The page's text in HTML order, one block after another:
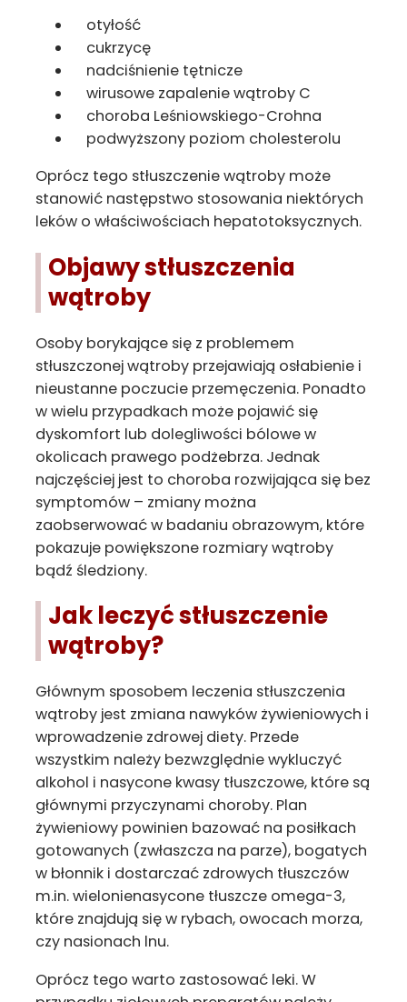
otyłość
cukrzycę
nadciśnienie tętnicze
wirusowe zapalenie wątroby C
choroba Leśniowskiego-Crohna
podwyższony poziom cholesterolu
Oprócz tego stłuszczenie wątroby może
stanowić następstwo stosowania niektórych
leków o właściwościach hepatotoksycznych.
Objawy stłuszczenia
wątroby
Osoby borykające się z problemem
stłuszczonej wątroby przejawiają osłabienie i
nieustanne poczucie przemęczenia. Ponadto
w wielu przypadkach może pojawić się
dyskomfort lub dolegliwości bólowe w
okolicach prawego podżebrza. Jednak
najczęściej jest to choroba rozwijająca się bez
symptomów – zmiany można
zaobserwować w badaniu obrazowym, które
pokazuje powiększone rozmiary wątroby
bądź śledziony.
Jak leczyć stłuszczenie
wątroby?
Głównym sposobem leczenia stłuszczenia
wątroby jest zmiana nawyków żywieniowych i
wprowadzenie zdrowej diety. Przede
wszystkim należy bezwzględnie wykluczyć
alkohol i nasycone kwasy tłuszczowe, które są
głównymi przyczynami choroby. Plan
żywieniowy powinien bazować na posiłkach
gotowanych (zwłaszcza na parze), bogatych
w błonnik i dostarczać zdrowych tłuszczów
m.in. wielonienasycone tłuszcze omega-3,
które znajdują się w rybach, owocach morza,
czy nasionach lnu.
Oprócz tego warto zastosować leki. W